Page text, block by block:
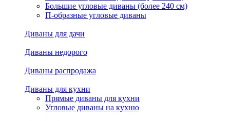
Большие угловые диваны (более 240 см)
П-образные угловые диваны
Диваны для дачи
Диваны недорого
Диваны распродажа
Диваны для кухни
Прямые диваны для кухни
Угловые диваны на кухню